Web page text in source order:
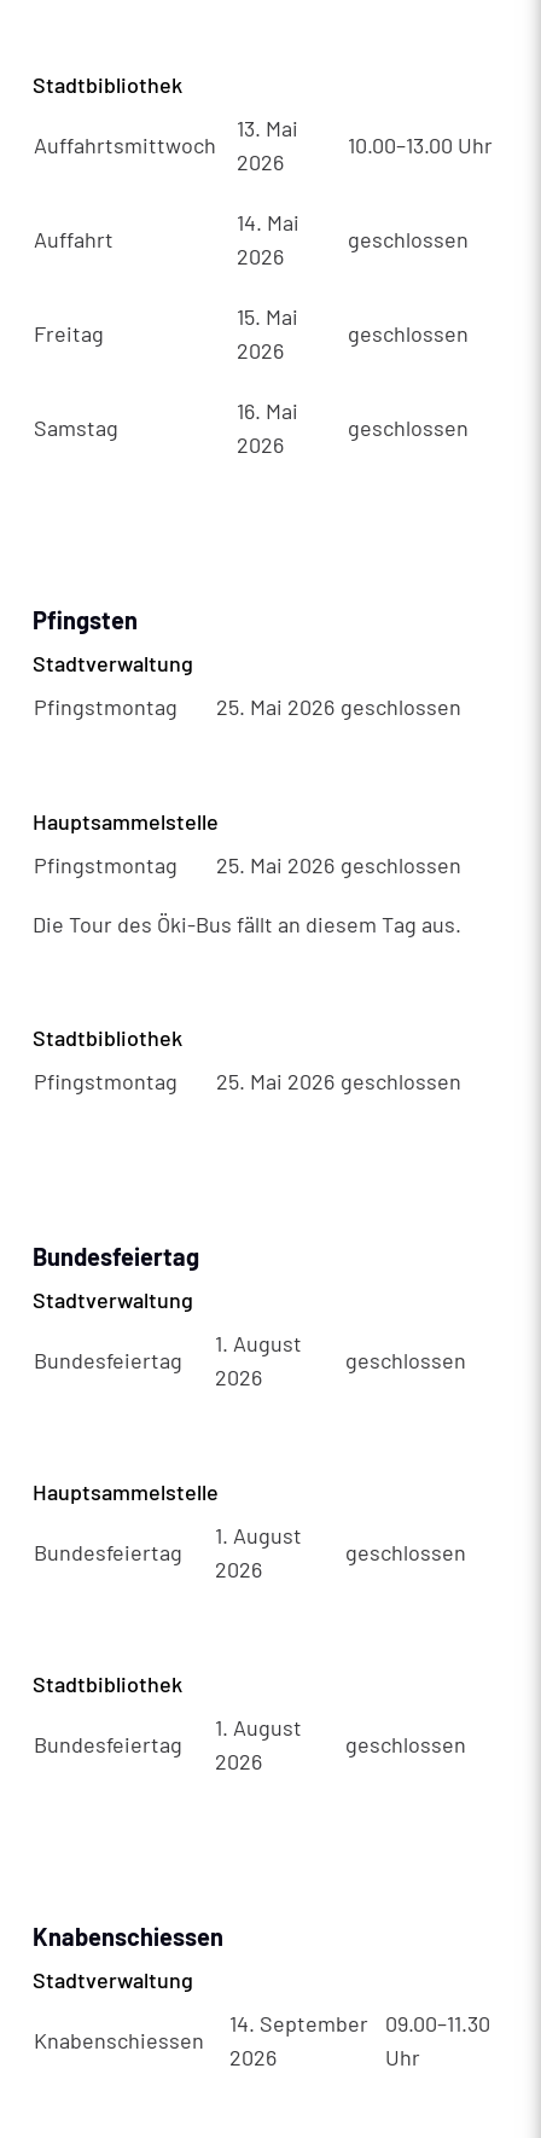
Stadtbibliothek
Auffahrtsmittwoch
13. Mai
2026
10.00–13.00 Uhr
Auffahrt
14. Mai
2026
geschlossen
Freitag
15. Mai
2026
geschlossen
Samstag
16. Mai
2026
geschlossen
Pfingsten
Stadtverwaltung
Pfingstmontag
25. Mai 2026 geschlossen
Hauptsammelstelle
Pfingstmontag
25. Mai 2026 geschlossen
Die Tour des Öki-Bus fällt an diesem Tag aus.
Stadtbibliothek
Pfingstmontag
25. Mai 2026 geschlossen
Bundesfeiertag
Stadtverwaltung
Bundesfeiertag
1. August
2026
geschlossen
Hauptsammelstelle
Bundesfeiertag
1. August
2026
geschlossen
Stadtbibliothek
Bundesfeiertag
1. August
2026
geschlossen
Knabenschiessen
Stadtverwaltung
Knabenschiessen
14. September
2026
09.00–11.30
Uhr